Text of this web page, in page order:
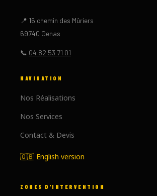
📍 16 chemin des Mûriers
69740 Genas
📞 04 82 53 71 01
NAVIGATION
Nos Réalisations
Nos Services
Contact & Devis
🇬🇧 English version
ZONES D'INTERVENTION